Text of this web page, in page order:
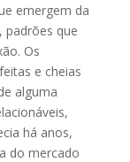
emergem da
padrões que
Os
e cheias
alguma
há anos,
do mercado